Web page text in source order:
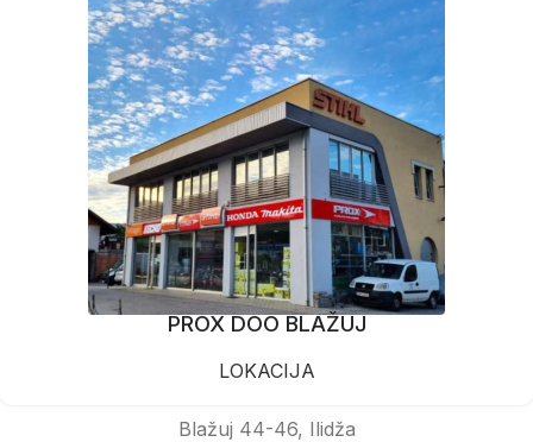
PROX DOO BLAŽUJ
LOKACIJA
Blažuj 44-46, Ilidža